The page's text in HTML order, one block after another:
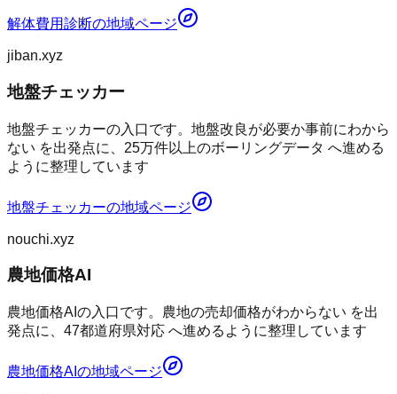
解体費用診断の地域ページ
jiban.xyz
地盤チェッカー
地盤チェッカーの入口です。地盤改良が必要か事前にわから
ない を出発点に、25万件以上のボーリングデータ へ進める
ように整理しています
地盤チェッカーの地域ページ
nouchi.xyz
農地価格AI
農地価格AIの入口です。農地の売却価格がわからない を出
発点に、47都道府県対応 へ進めるように整理しています
農地価格AI の地域ページ